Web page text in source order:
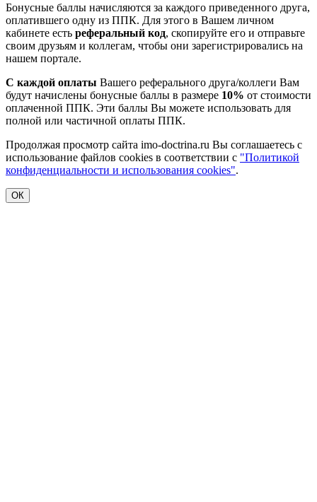
Бонусные баллы начисляются за каждого приведенного друга,
оплатившего одну из ППК. Для этого в Вашем личном
кабинете есть реферальный код, скопируйте его и отправьте
своим друзьям и коллегам, чтобы они зарегистрировались на
нашем портале.
С каждой оплаты Вашего реферального друга/коллеги Вам
будут начислены бонусные баллы в размере 10% от стоимости
оплаченной ППК. Эти баллы Вы можете использовать для
полной или частичной оплаты ППК.
Продолжая просмотр сайта imo-doctrina.ru Вы соглашаетесь с
использование файлов cookies в соответствии с "Политикой
конфиденциальности и использования cookies".
ОК